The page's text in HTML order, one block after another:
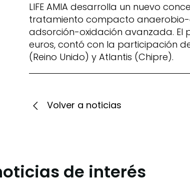
LIFE AMIA desarrolla un nuevo
tratamiento compacto
adsorción-oxidación avanzada. El
euros, contó con la participación
(Reino Unido) y Atlantis (Chipre).
Volver a noticias
de interés